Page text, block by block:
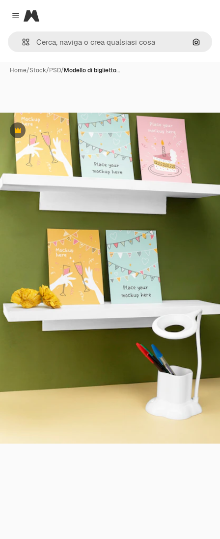
Close menu
Magnific
Cerca
Home/Stock/PSD/Modello di biglietto…
Premium